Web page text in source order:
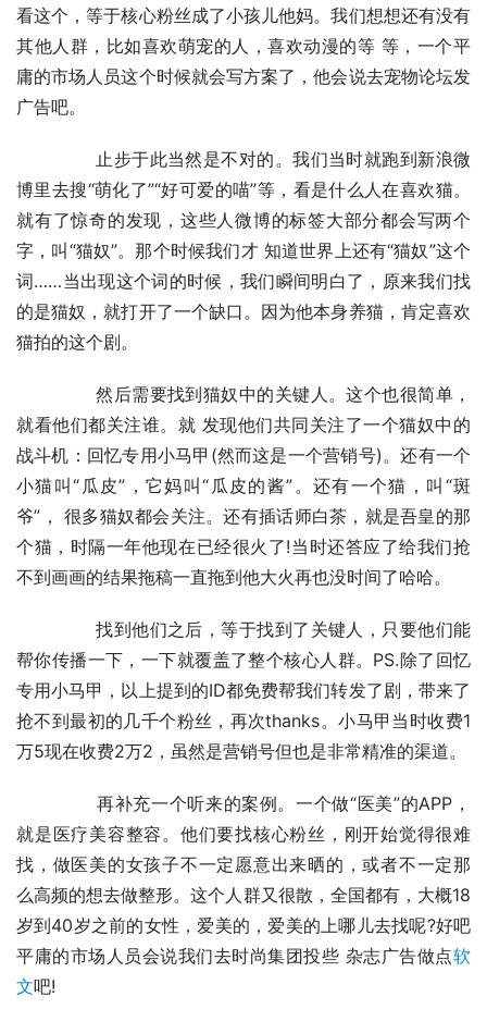
看这个，等于核心粉丝成了小孩儿他妈。我们想想还有没有
其他人群，比如喜欢萌宠的人，喜欢动漫的等 等，一个平
庸的市场人员这个时候就会写方案了，他会说去宠物论坛发
广告吧。
博里去搜“萌化了”“好可爱的喵”等，看是什么人在喜欢猫。
就有了惊奇的发现，这些人微博的标签大部分都会写两个
字，叫“猫奴”。那个时候我们才 知道世界上还有“猫奴”这个
词……当出现这个词的时候，我们瞬间明白了，原来我们找
的是猫奴，就打开了一个缺口。因为他本身养猫，肯定喜欢
猫拍的这个剧。
就看他们都关注谁。就 发现他们共同关注了一个猫奴中的
战斗机：回忆专用小马甲(然而这是一个营销号)。还有一个
小猫叫“瓜皮”，它妈叫“瓜皮的酱”。还有一个猫，叫“斑
爷”， 很多猫奴都会关注。还有插话师白茶，就是吾皇的那
个猫，时隔一年他现在已经很火了!当时还答应了给我们抢
不到画画的结果拖稿一直拖到他大火再也没时间了哈哈。
帮你传播一下，一下就覆盖了整个核心人群。PS.除了回忆
专用小马甲，以上提到的ID都免费帮我们转发了剧，带来了
抢不到最初的几千个粉丝，再次thanks。小马甲当时收费1
万5现在收费2万2，虽然是营销号但也是非常精准的渠道。
就是医疗美容整容。他们要找核心粉丝，刚开始觉得很难
找，做医美的女孩子不一定愿意出来晒的，或者不一定那
么高频的想去做整形。这个人群又很散，全国都有，大概18
岁到40岁之前的女性，爱美的，爱美的上哪儿去找呢?好吧
平庸的市场人员会说我们去时尚集团投些 杂志广告做点软
文吧!